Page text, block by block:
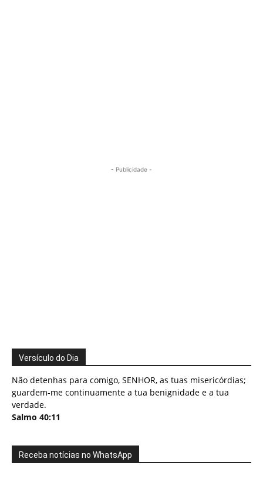
- Publicidade -
Versículo do Dia
Não detenhas para comigo, SENHOR, as tuas misericórdias;
guardem-me continuamente a tua benignidade e a tua
verdade.
Salmo 40:11
Receba notícias no WhatsApp